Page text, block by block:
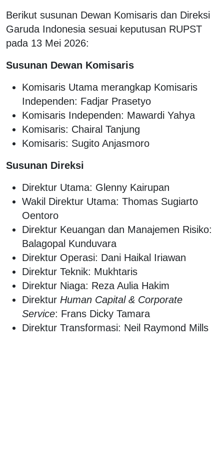
Berikut susunan Dewan Komisaris dan Direksi
Garuda Indonesia sesuai keputusan RUPST
pada 13 Mei 2026:
Susunan Dewan Komisaris
Komisaris Utama merangkap Komisaris
Independen: Fadjar Prasetyo
Komisaris Independen: Mawardi Yahya
Komisaris: Chairal Tanjung
Komisaris: Sugito Anjasmoro
Susunan Direksi
Direktur Utama: Glenny Kairupan
Wakil Direktur Utama: Thomas Sugiarto
Oentoro
Direktur Keuangan dan Manajemen Risiko:
Balagopal Kunduvara
Direktur Operasi: Dani Haikal Iriawan
Direktur Teknik: Mukhtaris
Direktur Niaga: Reza Aulia Hakim
Direktur Human Capital & Corporate
Service: Frans Dicky Tamara
Direktur Transformasi: Neil Raymond Mills